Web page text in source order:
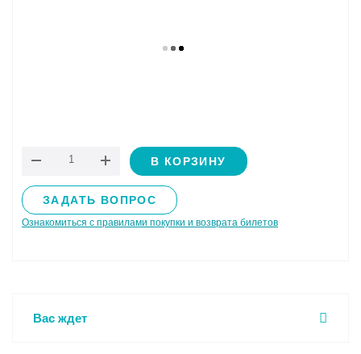
В КОРЗИНУ
ЗАДАТЬ ВОПРОС
Ознакомиться с правилами покупки и возврата билетов
Вас ждет